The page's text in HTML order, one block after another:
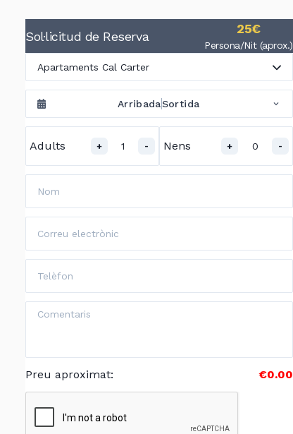
Sol·licitud de Reserva 25€
Persona/Nit (aprox.)
Apartaments Cal Carter
ArribadaSortida
Adults + 1 - Nens + 0 -
Preu aproximat: €0.00